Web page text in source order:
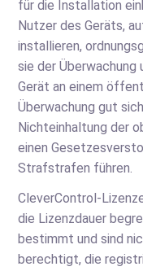
für die Installation
Nutzer des Geräts,
installieren,
sie der
Gerät an einem
Überwachung gut
Nichteinhaltung der
einen
Strafstrafen führen.
CleverControl-
die Lizenzdauer
bestimmt und sind
berechtigt, die